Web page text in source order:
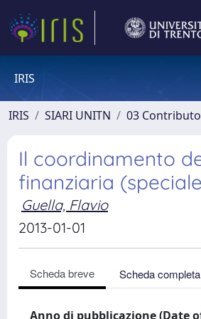
IRIS
IRIS SIARI UNITN 03
Il coordinamento
finanziaria
Guella, Flavio
2013-01-01
Scheda breve Scheda completa
Anno di pubblicazione (Date